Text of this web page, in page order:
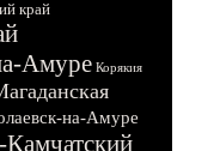
край
Амуре Корякия
на-Амуре